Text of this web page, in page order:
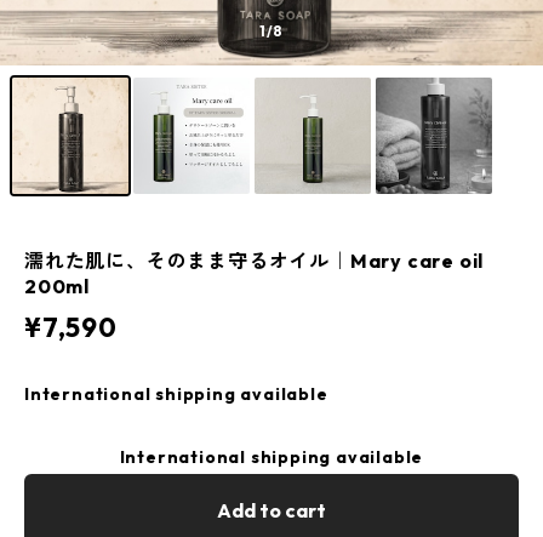
1/8
濡れた肌に、そのまま守るオイル｜Mary care oil
200ml
¥7,590
International shipping available
International shipping available
Add to cart